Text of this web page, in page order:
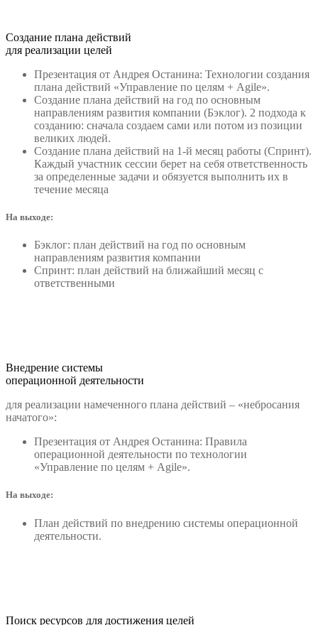
Создание плана действий
для реализации целей
Презентация от Андрея Останина: Технологии создания
плана действий «Управление по целям + Agile».
Создание плана действий на год по основным
направлениям развития компании (Бэклог). 2 подхода к
созданию: сначала создаем сами или потом из позиции
великих людей.
Создание плана действий на 1-й месяц работы (Спринт).
Каждый участник сессии берет на себя ответственность
за определенные задачи и обязуется выполнить их в
течение месяца
На выходе:
Бэклог: план действий на год по основным
направлениям развития компании
Спринт: план действий на ближайший месяц с
ответственными
Внедрение системы
операционной деятельности
для реализации намеченного плана действий – «небросания
начатого»:
Презентация от Андрея Останина: Правила
операционной деятельности по технологии
«Управление по целям + Agile».
На выходе:
План действий по внедрению системы операционной
деятельности.
Поиск ресурсов для достижения целей